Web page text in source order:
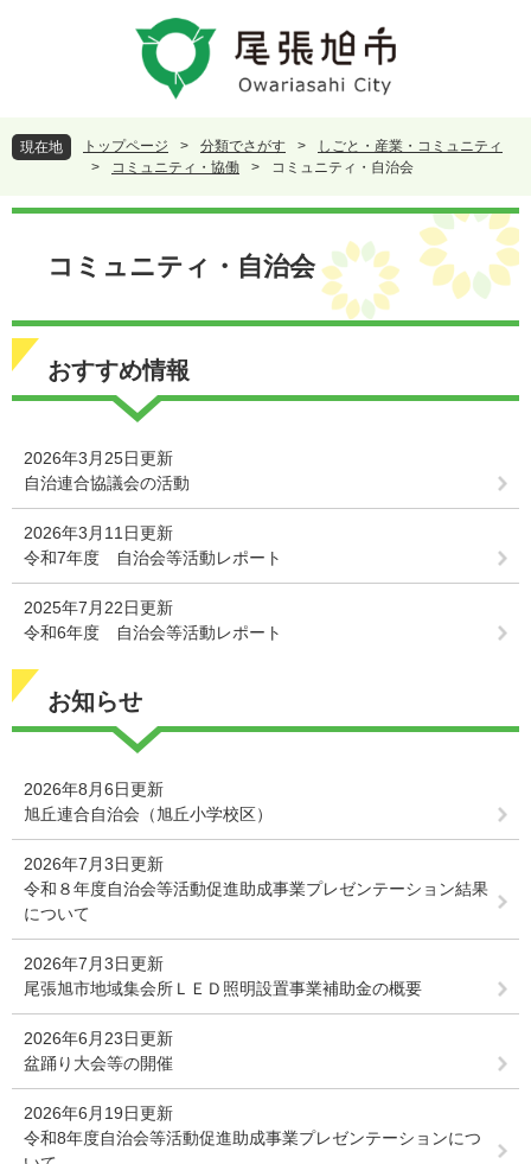
頭
で
。
飛
ば
て
現在地 トップページ > 分類でさがす >
しごと・産業・コミュニティ
>
コミュニティ・協働 > コミュニティ・自治会
本
コミュニティ・自治会
おすすめ情報
2026年3月25日更新
自治連合協議会の活動
2026年3月11日更新
令和7年度 自治会等活動レポート
2025年7月22日更新
令和6年度 自治会等活動レポート
お知らせ
2026年8月6日更新
旭丘連合自治会（旭丘小学校区）
2026年7月3日更新
令和８年度自治会等活動促進助成事業プレゼンテーション結果
について
2026年7月3日更新
尾張旭市地域集会所ＬＥＤ照明設置事業補助金の概要
2026年6月23日更新
盆踊り大会等の開催
2026年6月19日更新
令和8年度自治会等活動促進助成事業プレゼンテーションにつ